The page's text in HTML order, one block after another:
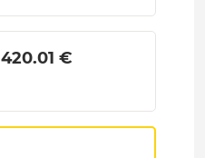
420.01 €